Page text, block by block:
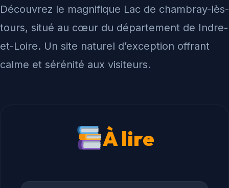
Découvrez le magnifique Lac de chambray-lès-
tours, situé au cœur du département de Indre-
et-Loire. Un site naturel d’exception offrant
calme et sérénité aux visiteurs.
À lire